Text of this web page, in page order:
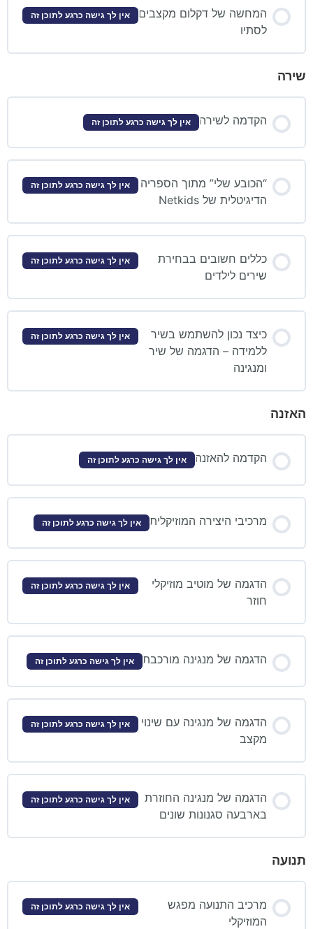
המחשה של דקלום מקצבים
לסתיו
אין לך גישה כרגע לתוכן זה
שירה
הקדמה לשירה אין לך גישה כרגע לתוכן זה
“הכובע שלי” מתוך הספריה
הדיגיטלית של Netkids
אין לך גישה כרגע לתוכן זה
כללים חשובים בבחירת
שירים לילדים
אין לך גישה כרגע לתוכן זה
כיצד נכון להשתמש בשיר
ללמידה – הדגמה של שיר
ומנגינה
אין לך גישה כרגע לתוכן זה
האזנה
הקדמה להאזנה אין לך גישה כרגע לתוכן זה
מרכיבי היצירה המוזיקלית אין לך גישה כרגע לתוכן זה
הדגמה של מוטיב מוזיקלי
חוזר
אין לך גישה כרגע לתוכן זה
הדגמה של מנגינה מורכבת אין לך גישה כרגע לתוכן זה
הדגמה של מנגינה עם שינוי
מקצב
אין לך גישה כרגע לתוכן זה
הדגמה של מנגינה החוזרת
בארבעה סגנונות שונים
אין לך גישה כרגע לתוכן זה
תנועה
מרכיב התנועה מפגש
המוזיקלי
אין לך גישה כרגע לתוכן זה